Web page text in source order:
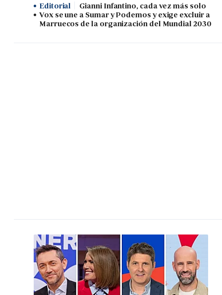
Editorial
Gianni Infantino, cada vez más solo
Vox se une a Sumar y Podemos y exige excluir a
Marruecos de la organización del Mundial 2030